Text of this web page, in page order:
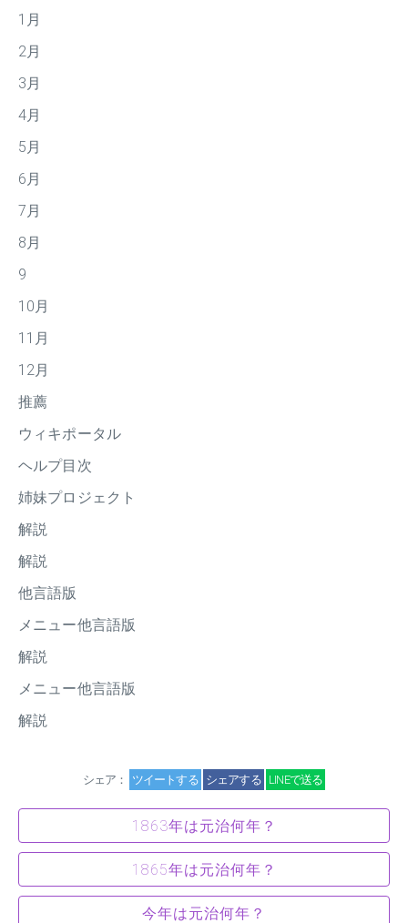
1月
2月
3月
4月
5月
6月
7月
8月
9
10月
11月
12月
推薦
ウィキポータル
ヘルプ目次
姉妹プロジェクト
解説
解説
他言語版
メニュー他言語版
解説
メニュー他言語版
解説
シェア： ツイートする シェアする LINEで送る
1863年は元治何年？
1865年は元治何年？
今年は元治何年？